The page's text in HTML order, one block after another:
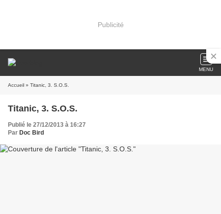
Publicité
MENU
Accueil » Titanic, 3. S.O.S.
Titanic, 3. S.O.S.
Publié le 27/12/2013 à 16:27
Par Doc Bird